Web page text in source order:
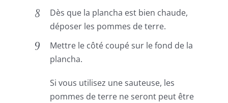
Dès que la plancha est bien chaude,
déposer les pommes de terre.
Mettre le côté coupé sur le fond de la
plancha.
Si vous utilisez une sauteuse, les
pommes de terre ne seront peut être